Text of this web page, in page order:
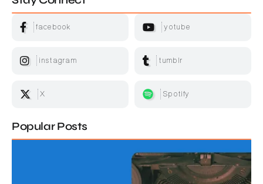
facebook yotube
instagram tumblr
X Spotify
Popular Posts